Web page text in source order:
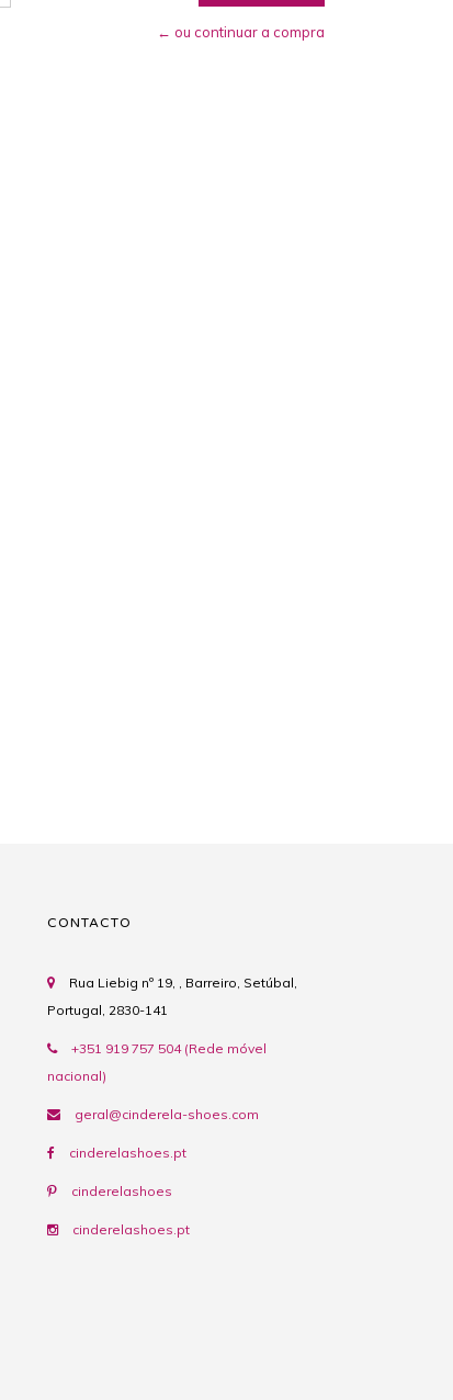
← ou continuar a compra
CONTACTO
Rua Liebig nº 19, , Barreiro, Setúbal,
Portugal, 2830-141
+351 919 757 504 (Rede móvel
nacional)
geral@cinderela-shoes.com
cinderelashoes.pt
cinderelashoes
cinderelashoes.pt